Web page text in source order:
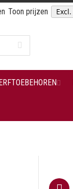
Toon prijzen